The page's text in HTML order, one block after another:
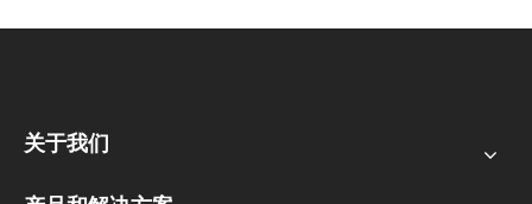
关于我们